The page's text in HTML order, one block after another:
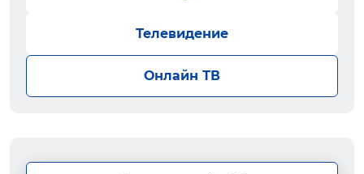
Телевидение
Онлайн ТВ